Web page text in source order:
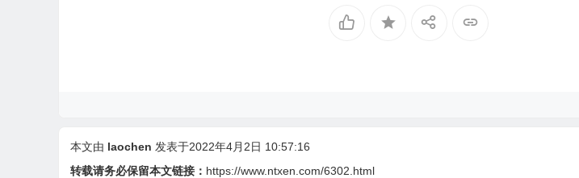
本文由 laochen 发表于2022年4月2日 10:57:16
转载请务必保留本文链接： https://www.ntxen.com/6302.html